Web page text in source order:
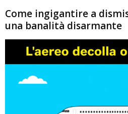
Come ingigantire a
una banalità disarmante